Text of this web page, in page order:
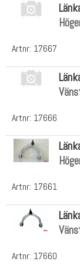
Artnr: 17667
Artnr: 17666
Artnr: 17661
Artnr: 17660